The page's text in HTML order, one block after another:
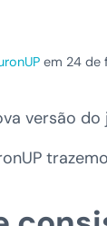
em 24 de
versão do